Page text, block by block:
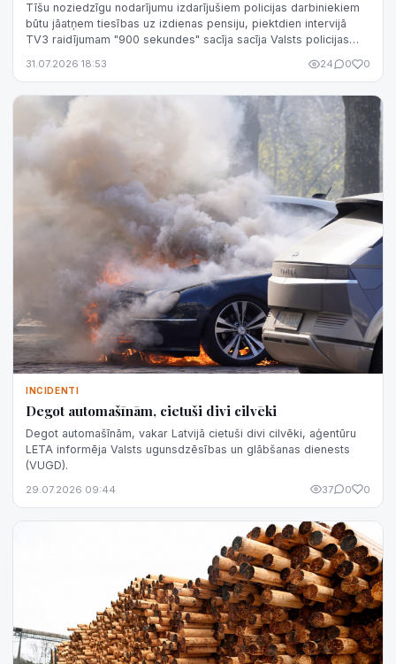
Tīšu noziedzīgu nodarījumu izdarījušiem policijas darbiniekiem
būtu jāatņem tiesības uz izdienas pensiju, piektdien intervijā
TV3 raidījumam "900 sekundes" sacīja sacīja Valsts policijas
31.07.2026 18:53 24 0 0
INCIDENTI
Degot automašīnām, cietuši divi cilvēki
Degot automašīnām, vakar Latvijā cietuši divi cilvēki, aģentūru
LETA informēja Valsts ugunsdzēsības un glābšanas dienests
(VUGD).
29.07.2026 09:44 37 0 0